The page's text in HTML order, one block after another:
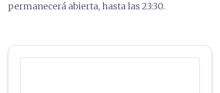
permanecerá abierta, hasta las 23:30.